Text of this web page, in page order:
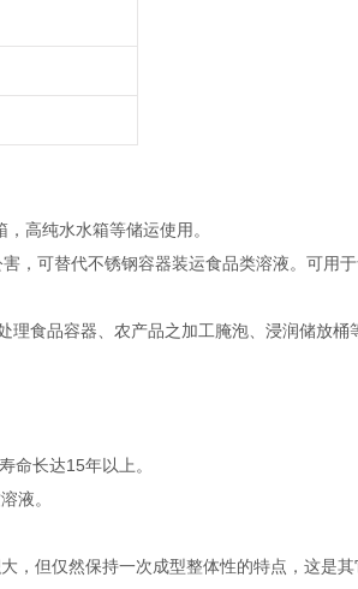
高纯水水箱等储运使用。
，可替代不锈钢容器装运食品类溶液。可用
食品容器、农产品之加工腌泡、浸润储放桶
命长达15年以上。
液。
但仅然保持一次成型整体性的特点，这是其